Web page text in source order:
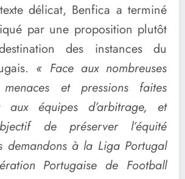
délicat, Benfica a terminé
par une proposition plutôt
des instances du
« Face aux nombreuses
menaces et pressions faites
aux équipes d’arbitrage, et
de préserver l’équité
demandons à la Liga Portugal
Portugaise de Football